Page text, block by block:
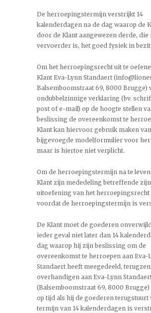
De herroepingstermijn verstrijkt 14
kalenderdagen na de dag waarop de
door de Klant aangewezen derde, die
vervoerder is, het goed fysiek in
Om het herroepingsrecht uit te
Klant Eva-Lynn Standaert
Balsemboomstraat 69, 8000 Brugge)
ondubbelzinnige verklaring (bv.
post of e-mail) op de hoogte stellen
beslissing de overeenkomst te
Klant kan hiervoor gebruik maken
bijgevoegde modelformulier voor
maar is hiertoe niet verplicht.
Om de herroepingstermijn na te
Klant zijn mededeling betreffende zijn
uitoefening van het herroepingsrecht
voordat de herroepingstermijn is
De Klant moet de goederen
ieder geval niet later dan 14
dag waarop hij zijn beslissing om de
overeenkomst te herroepen aan Eva-
Standaert heeft meegedeeld,
overhandigen aan Eva-Lynn
(Balsemboomstraat 69, 8000 Brugge)
op tijd als hij de goederen terugstuurt
termijn van 14 kalenderdagen is